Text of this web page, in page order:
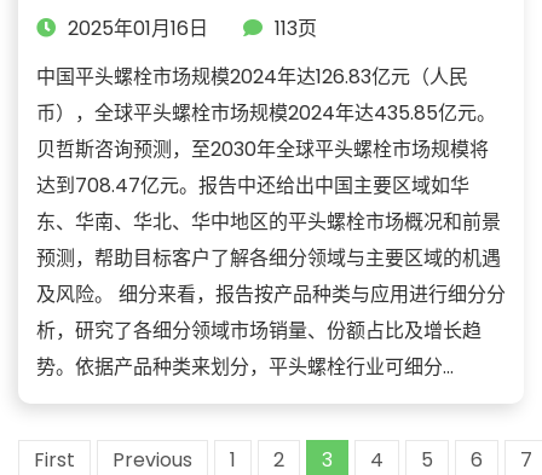
2025年01月16日
113页
中国平头螺栓市场规模2024年达126.83亿元（人民
币），全球平头螺栓市场规模2024年达435.85亿元。
贝哲斯咨询预测，至2030年全球平头螺栓市场规模将
达到708.47亿元。报告中还给出中国主要区域如华
东、华南、华北、华中地区的平头螺栓市场概况和前景
预测，帮助目标客户了解各细分领域与主要区域的机遇
及风险。 细分来看，报告按产品种类与应用进行细分分
析，研究了各细分领域市场销量、份额占比及增长趋
势。依据产品种类来划分，平头螺栓行业可细分...
First Previous 1 2 3 4 5 6 7